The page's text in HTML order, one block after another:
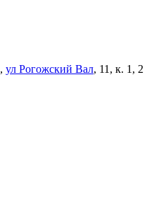
, ул Рогожский Вал, 11, к. 1, 2